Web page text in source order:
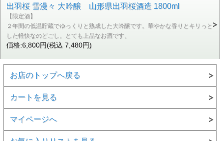
出羽桜 雪漫々 大吟醸 山形県出羽桜酒造 1800ml
【限定酒】
２年間の低温貯蔵でゆっくりと熟成した大吟醸です。華やかな香りとキリっと
した軽快なのどごし。とても上品なお酒です。
価格:6,800円(税込 7,480円)
お店のトップへ戻る
カートを見る
マイページへ